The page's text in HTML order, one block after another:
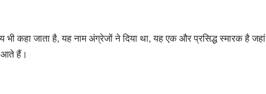
भी कहा जाता है, यह नाम अंग्रेजों ने दिया था, यह एक और प्रसिद्ध स्मारक है जहां
आते हैं।